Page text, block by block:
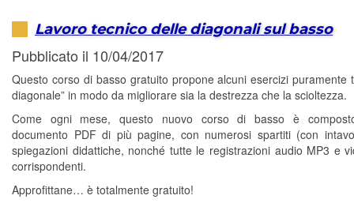
Lavoro tecnico delle diagonali sul basso
Pubblicato il 10/04/2017
Questo corso di basso gratuito propone alcuni esercizi puramente
diagonale” in modo da migliorare sia la destrezza che la scioltezza.
Come ogni mese, questo nuovo corso di basso è
documento PDF di più pagine, con numerosi spartiti (con
spiegazioni didattiche, nonché tutte le registrazioni audio MP3 e
corrispondenti.
Approfittane… è totalmente gratuito!